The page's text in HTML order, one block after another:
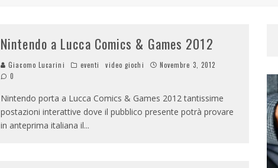
Nintendo a Lucca Comics & Games 2012
Giacomo Lucarini eventi video giochi
Novembre 3, 2012
0
Nintendo porta a Lucca Comics & Games 2012 tantissime
postazioni interattive dove il pubblico presente potrà provare
in anteprima italiana il...